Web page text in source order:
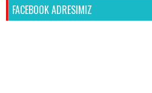
FACEBOOK ADRESIMIZ